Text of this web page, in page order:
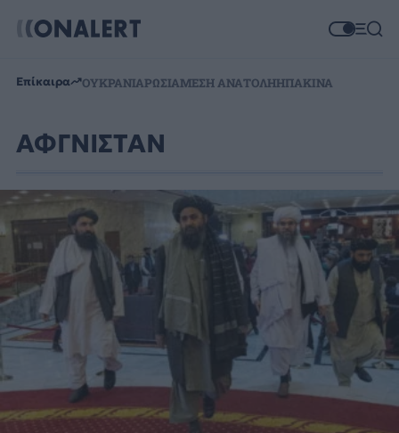
Επίκαιρα ΟΥΚΡΑΝΙΑΡΩΣΙΑΜΕΣΗ ΑΝΑΤΟΛΗΗΠΑΚΙΝΑ
ΑΦΓΝΙΣΤΑΝ